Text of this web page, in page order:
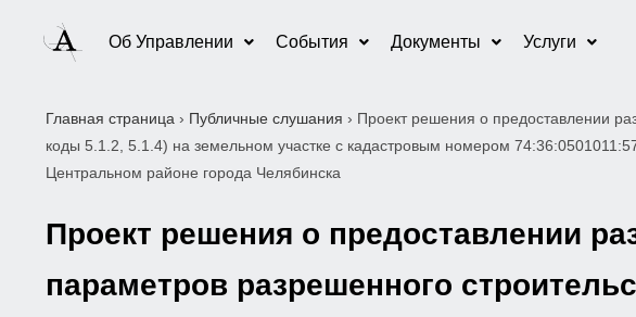
Об Управлении События Документы Услуги
Главная страница › Публичные слушания › Проект решения о предоставлении
коды 5.1.2, 5.1.4) на земельном участке с кадастровым номером
Центральном районе города Челябинска
Проект решения о предоставлении
параметров разрешенного